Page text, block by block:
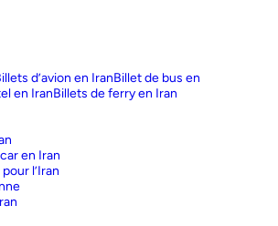
d’avion en IranBillet de bus en
en IranBillets de ferry en Iran
en Iran
l’Iran